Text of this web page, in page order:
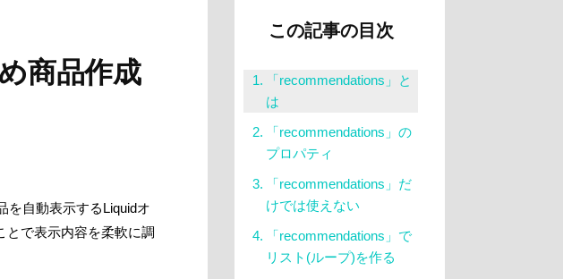
商品作成
を自動表示するLiquidオ
とで表示内容を柔軟に調
この記事の目次
「recommendations」と
は
「recommendations」の
プロパティ
「recommendations」だ
けでは使えない
「recommendations」で
リスト(ループ)を作る